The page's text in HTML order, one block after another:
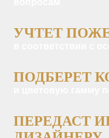
УЧТЕТ
ПОДБЕРЕТ
ПЕРЕДАСТ